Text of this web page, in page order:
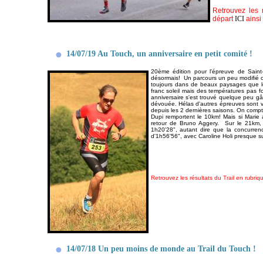
Retrouvez
départICIainsi
14/07/19 Au Touch, un anniversaire en petit comité !
20ème édition pour l'épreuve de
désormais! Un parcours un peu modifié
toujours dans de beaux paysages que
franc soleil mais des températures pas
anniversaire s'est trouvé quelque peu
dévouée. Hélas d'autres épreuves sont
depuis les 2 dernières saisons. On
Dupi remportent le 10km! Mais si
retour de Bruno Aggery. Sur le
1h20'28", autant dire que la
d'1h56'56", avec Caroline Holi presque
Retrouvez les résultats du Trail en
14/07/18 Un peu moins de monde au Trail du Touch !